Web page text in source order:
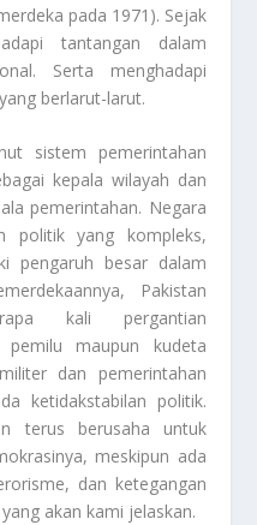
pada 1971). Sejak
tantangan dalam
Serta menghadapi
berlarut-larut.
sistem pemerintahan
kepala wilayah dan
pemerintahan. Negara
politik yang kompleks,
pengaruh besar dalam
Pakistan
kali pergantian
pemilu maupun kudeta
dan pemerintahan
ketidakstabilan politik.
terus berusaha untuk
meskipun ada
dan ketegangan
akan kami jelaskan.